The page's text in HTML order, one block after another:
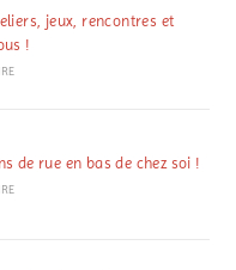
jeux, rencontres et
!
de rue en bas de chez soi !